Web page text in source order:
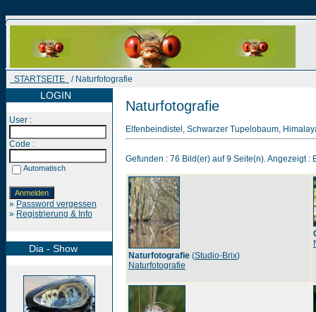
STARTSEITE / Naturfotografie
LOGIN
User :
Code :
Automatisch
» Password vergessen
» Registrierung & Info
Dia - Show
Naturfotografie
Elfenbeindistel, Schwarzer Tupelobaum,
Gefunden : 76 Bild(er) auf 9 Seite(n). Angezeigt :
Naturfotografie (Studio-Brix)
Naturfotografie